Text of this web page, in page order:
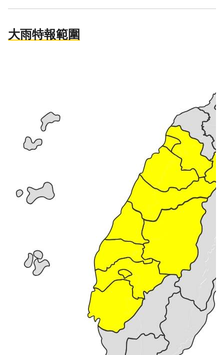
大雨特報範圍